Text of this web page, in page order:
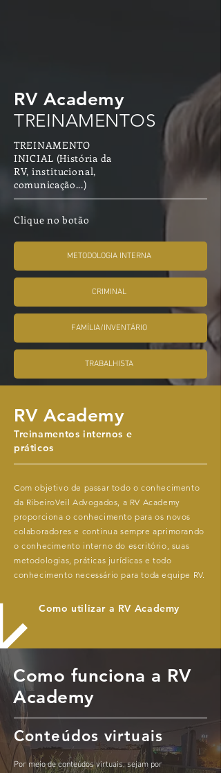
RV Academy
TREINAMENTOS
TREINAMENTO
INICIAL (História da
RV, institucional,
comunicação...)
Clique no botão
METODOLOGIA INTERNA
CRIMINAL
FAMÍLIA/INVENTÁRIO
TRABALHISTA
RV Academy
Treinamentos internos e
práticos
Com objetivo de passar todo o conhecimento
da RibeiroVeil Advogados, a RV Academy
proporciona o conhecimento para os novos
colaboradores e continua sempre aprimorando
o conhecimento interno do escritório, suas
metodologias, práticas jurídicas e todo
conhecimento necessário para toda equipe RV.
Como utilizar a RV Academy
Como funciona a RV
Academy
Conteúdos virtuais
Por meio de conteúdos virtuais, sejam por